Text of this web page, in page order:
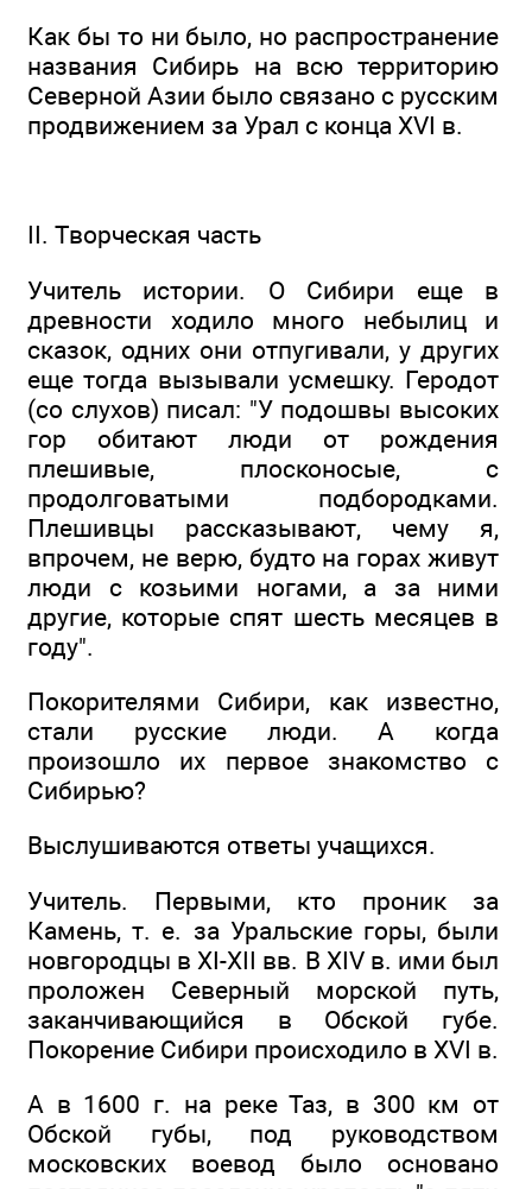
Как бы то ни было, но распространение
названия Сибирь на всю территорию
Северной Азии было связано с русским
продвижением за Урал с конца XVI в.
II. Творческая часть
Учитель истории. О Сибири еще в
древности ходило много небылиц и
сказок, одних они отпугивали, у других
еще тогда вызывали усмешку. Геродот
(со слухов) писал: "У подошвы высоких
гор обитают люди от рождения
плешивые, плосконосые, с
продолговатыми подбородками.
Плешивцы рассказывают, чему я,
впрочем, не верю, будто на горах живут
люди с козьими ногами, а за ними
другие, которые спят шесть месяцев в
году".
Покорителями Сибири, как известно,
стали русские люди. А когда
произошло их первое знакомство с
Сибирью?
Выслушиваются ответы учащихся.
Учитель. Первыми, кто проник за
Камень, т. е. за Уральские горы, были
новгородцы в XI-XII вв. В XIV в. ими был
проложен Северный морской путь,
заканчивающийся в Обской губе.
Покорение Сибири происходило в XVI в.
А в 1600 г. на реке Таз, в 300 км от
Обской губы, под руководством
московских воевод было основано